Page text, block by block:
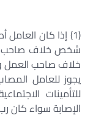
(1) إذا كان
شخص خلاف صاحب
خلاف صاحب العمل
يجوز للعامل
للتأمينات
الإصابة سواء كان